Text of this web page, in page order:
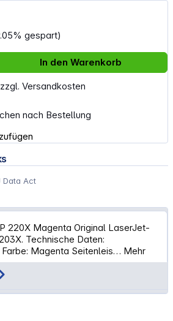
gespart)
Versandkosten
nach Bestellung
den gewünschten
In den Warenkorb
Data Act
220X Magenta Original LaserJet-
Technische Daten:
Magenta Seitenleis… Mehr